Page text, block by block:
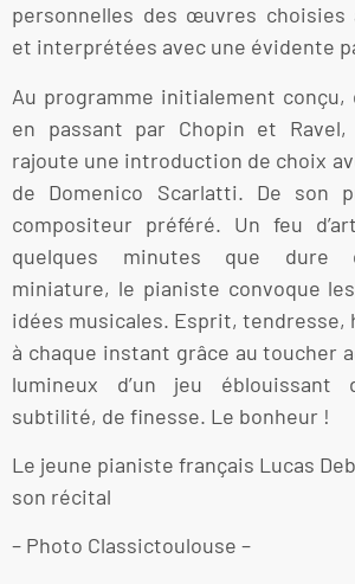
personnelles des œuvres choisies
et interprétées avec une évidente
Au programme initialement conçu,
en passant par Chopin et Ravel,
rajoute une introduction de choix
de Domenico Scarlatti. De son
compositeur préféré. Un feu
quelques minutes que dure
miniature, le pianiste convoque
idées musicales. Esprit, tendresse,
à chaque instant grâce au toucher
lumineux d’un jeu éblouissant
subtilité, de finesse. Le bonheur !
Le jeune pianiste français Lucas
son récital
– Photo Classictoulouse –